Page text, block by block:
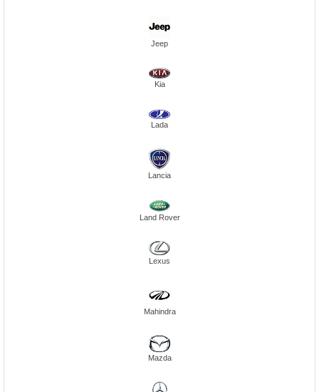
Jeep
Kia
Lada
Lancia
Land Rover
Lexus
Mahindra
Mazda